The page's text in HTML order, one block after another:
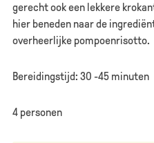
gerecht ook een lekkere
hier beneden naar de
overheerlijke pompoenrisotto.
Bereidingstijd: 30 -45 minuten
4 personen